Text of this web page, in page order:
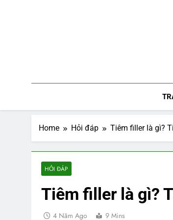
Home Hỏi đáp Tiêm filler là gì?
HỎI ĐÁP
Tiêm filler là gì?
4 Năm Ago 9 Mins